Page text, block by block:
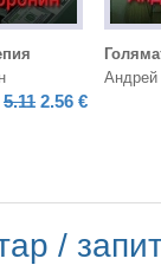
5.11 2.56 €
Андрей
/